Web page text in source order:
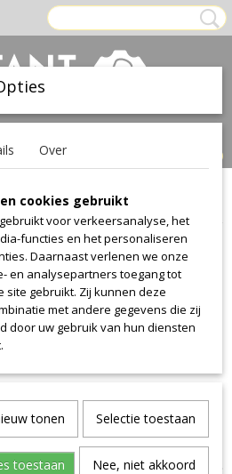
(0)
>Repeat Stripe
Over
cookies gebruikt
voor verkeersanalyse, het
functies en het personaliseren
Daarnaast verlenen we onze
en analysepartners toegang tot
gebruikt. Zij kunnen deze
met andere gegevens die zij
door uw gebruik van hun diensten
tonen Selectie toestaan
toestaan Nee, niet akkoord